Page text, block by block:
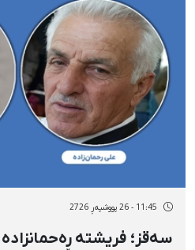
11:45 - 26 پووشپەڕ 2726
سەقز؛ فریشتە